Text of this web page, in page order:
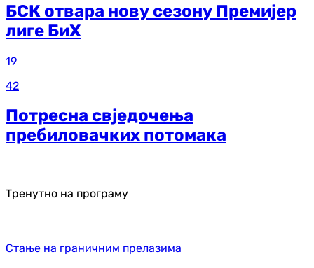
БСК отвара нову сезону Премијер
лиге БиХ
19
42
Потресна свједочења
пребиловачких потомака
Тренутно на програму
Стање на граничним прелазима